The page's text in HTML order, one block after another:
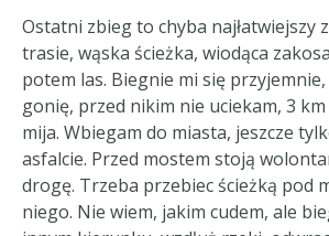
Ostatni zbieg to chyba najłatwiejszy
trasie, wąska ścieżka, wiodąca
potem las. Biegnie mi się
gonię, przed nikim nie uciekam, 3
mija. Wbiegam do miasta, jeszcze
asfalcie. Przed mostem stoją
drogę. Trzeba przebiec ścieżką pod
niego. Nie wiem, jakim cudem, ale